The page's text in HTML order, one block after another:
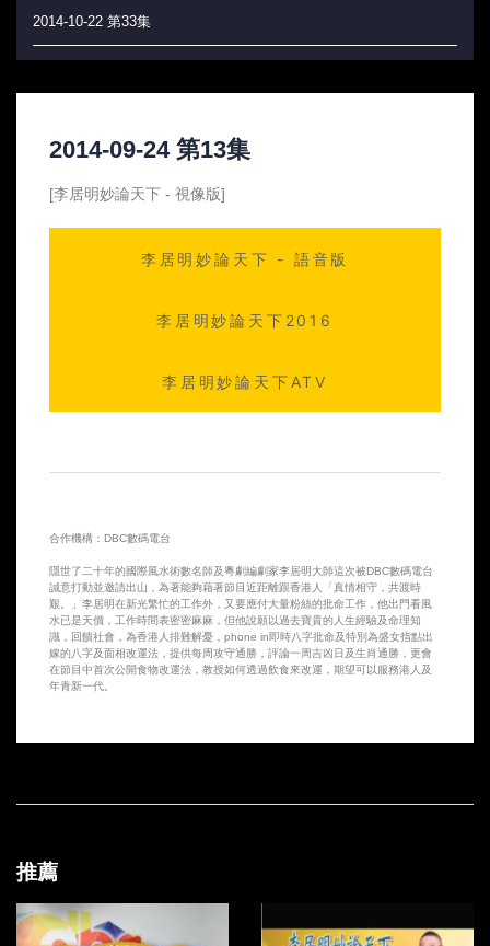
2014-10-22 第33集
2014-10-15 第28集
2014-10-06 第21集
2014-10-03 第20集
2014-10-02 第19集
2014-10-01 第18集
2014-09-25 第14集
2014-09-24 第13集
[李居明妙論天下 - 視像版]
李居明妙論天下 - 語音版
李居明妙論天下2016
李居明妙論天下ATV
合作機構：DBC數碼電台
隱世了二十年的國際風水術數名師及粵劇編劇家李居明大師這次被DBC數碼電台
誠意打動並邀請出山，為著能夠藉著節目近距離跟香港人「真情相守，共渡時
艱。」李居明在新光繁忙的工作外，又要應付大量粉絲的批命工作，他出門看風
水已是天價，工作時間表密密麻麻，但他說願以過去寶貴的人生經驗及命理知
識，回饋社會，為香港人排難解憂，phone in即時八字批命及特別為盛女指點出
嫁的八字及面相改運法，提供每周攻守通勝，評論一周吉凶日及生肖通勝，更會
在節目中首次公開食物改運法，教授如何透過飲食來改運，期望可以服務港人及
年青新一代。
推薦